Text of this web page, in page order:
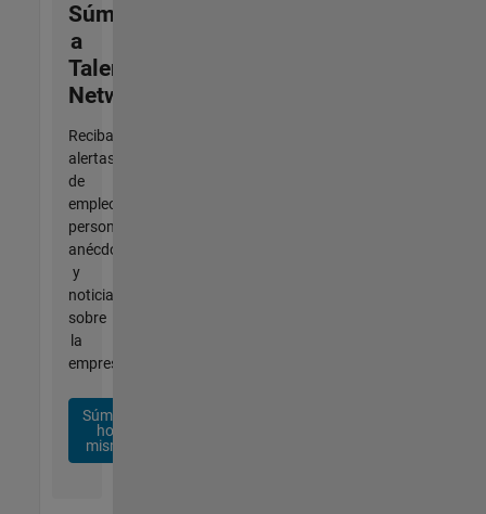
Súmese
a
Talent
Network
Reciba
alertas
de
empleo
personalizadas,
anécdotas
y
noticias
sobre
la
empresa.
Súmese
hoy
mismo